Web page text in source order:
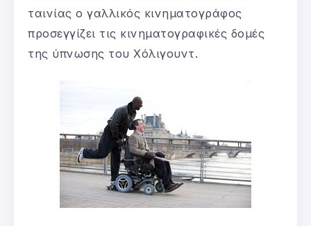
ταινίας ο γαλλικός κινηματογράφος
προσεγγίζει τις κινηματογραφικές δομές
της ύπνωσης του Χόλιγουντ.